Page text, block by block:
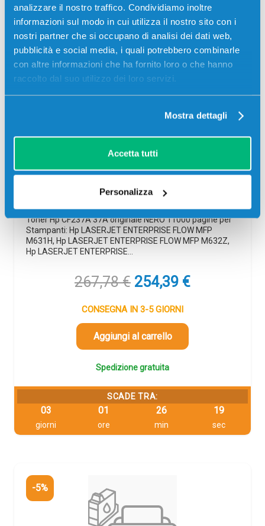
analizzare il nostro traffico. Condividiamo inoltre
informazioni sul modo in cui utilizza il nostro sito con i
nostri partner che si occupano di analisi dei dati web,
pubblicità e social media, i quali potrebbero combinarle
con altre informazioni che ha fornito loro o che hanno
raccolto dal suo utilizzo dei loro servizi.
Mostra dettagli
Accetta tutti
Personalizza
-5%
Toner Hp CF237A 37A originale NERO 11000 pagine per
Stampanti: Hp LASERJET ENTERPRISE FLOW MFP
M631H, Hp LASERJET ENTERPRISE FLOW MFP M632Z,
Hp LASERJET ENTERPRISE…
267,78€ Il
originale
era:
267,78 €.
254,39 €Il
CONSEGNA IN 3-5 GIORNI
Aggiungi al carrello
Spedizione gratuita
SCADE TRA:
03
giorni
01
ore
26
min
19
sec
-5%